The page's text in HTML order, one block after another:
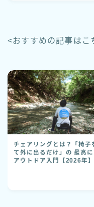
<おすすめの記事はこ
チェアリングとは？「椅子
て外に出るだけ」の 最高
アウトドア入門【2026年】